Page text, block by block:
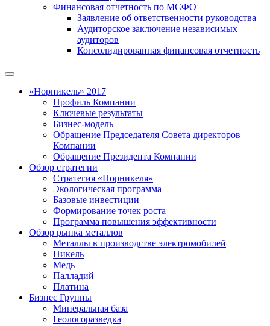
Финансовая отчетность по МСФО
Заявление об ответственности руководства
Аудиторское заключение независимых
аудиторов
Консолидированная финансовая отчетность
«Норникель» 2017
Профиль Компании
Ключевые результаты
Бизнес-модель
Обращение Председателя Совета директоров
Компании
Обращение Президента Компании
Обзор стратегии
Стратегия «Норникеля»
Экологическая программа
Базовые инвестиции
Формирование точек роста
Программа повышения эффективности
Обзор рынка металлов
Металлы в производстве электромобилей
Никель
Медь
Палладий
Платина
Бизнес Группы
Минеральная база
Геологоразведка